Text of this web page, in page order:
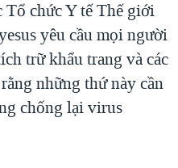
NAM
VIỆT NAM
PHỦ VIỆT NAM
TRỘM HẢI SÂM
chức Y tế Thế giới
yêu cầu mọi người
trữ khẩu trang và các
những thứ này cần
chống lại virus